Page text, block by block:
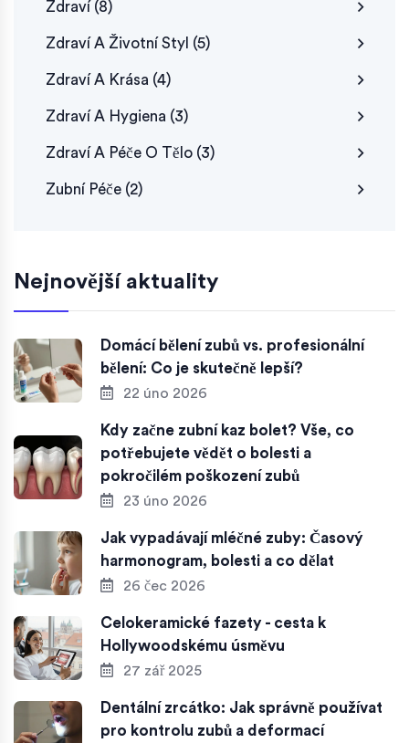
Zdraví (8)
Zdraví A Životní Styl (5)
Zdraví A Krása (4)
Zdraví A Hygiena (3)
Zdraví A Péče O Tělo (3)
Zubní Péče (2)
Nejnovější aktuality
Domácí bělení zubů vs. profesionální
bělení: Co je skutečně lepší?
22 úno 2026
Kdy začne zubní kaz bolet? Vše, co
potřebujete vědět o bolesti a
pokročilém poškození zubů
23 úno 2026
Jak vypadávají mléčné zuby: Časový
harmonogram, bolesti a co dělat
26 čec 2026
Celokeramické fazety - cesta k
Hollywoodskému úsměvu
27 zář 2025
Dentální zrcátko: Jak správně používat
pro kontrolu zubů a deformací